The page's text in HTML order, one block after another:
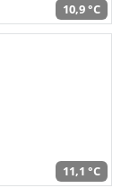
10,9 °C
11,1 °C